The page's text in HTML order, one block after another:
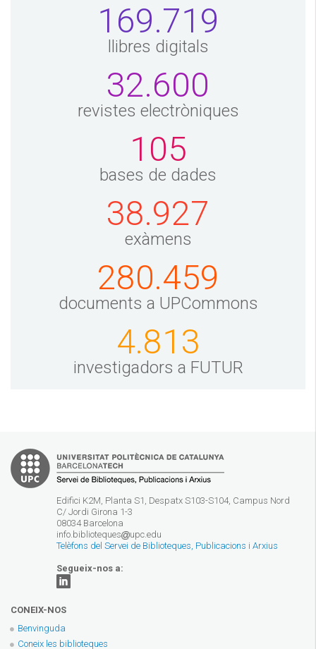
169.719
llibres digitals
32.600
revistes electròniques
105
bases de dades
38.927
exàmens
280.459
documents a UPCommons
4.813
investigadors a FUTUR
Edifici K2M, Planta S1, Despatx S103-S104, Campus Nord
C/ Jordi Girona 1-3
08034 Barcelona
info.biblioteques
upc.edu
Telèfons del Servei de Biblioteques, Publicacions i Arxius
Segueix-nos a:
CONEIX-NOS
Benvinguda
Coneix les biblioteques